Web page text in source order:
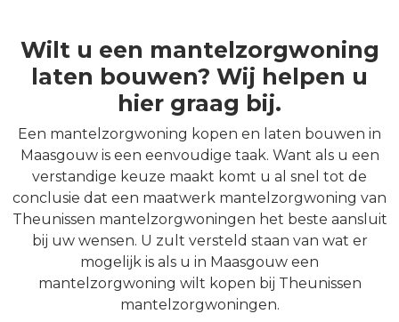
Wilt u een mantelzorgwoning
laten bouwen? Wij helpen u
hier graag bij.
Een mantelzorgwoning kopen en laten bouwen in
Maasgouw is een eenvoudige taak. Want als u een
verstandige keuze maakt komt u al snel tot de
conclusie dat een maatwerk mantelzorgwoning van
Theunissen mantelzorgwoningen het beste aansluit
bij uw wensen. U zult versteld staan van wat er
mogelijk is als u in Maasgouw een
mantelzorgwoning wilt kopen bij Theunissen
mantelzorgwoningen.